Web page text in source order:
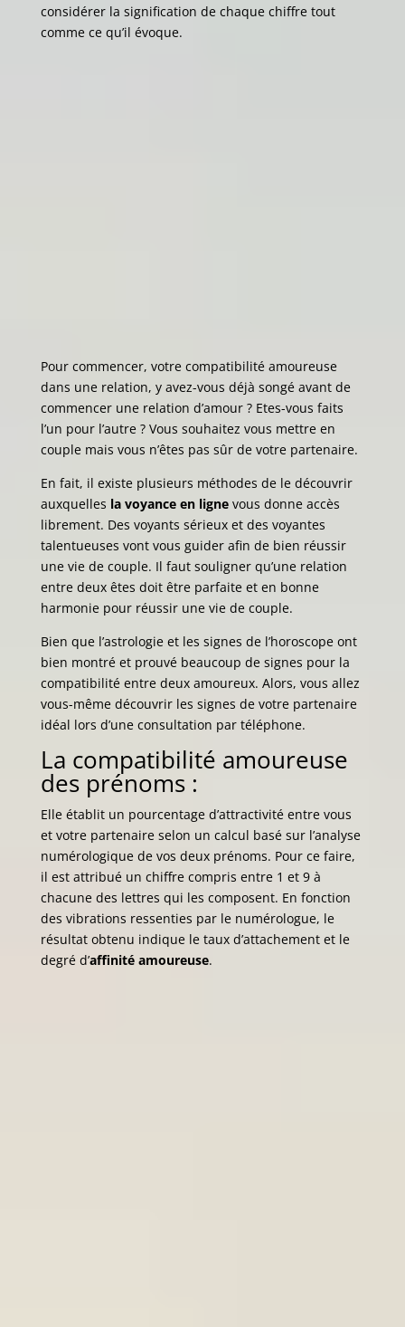
considérer la signification de chaque chiffre tout
comme ce qu’il évoque.
Pour commencer, votre compatibilité amoureuse
dans une relation, y avez-vous déjà songé avant de
commencer une relation d’amour ? Etes-vous faits
l’un pour l’autre ? Vous souhaitez vous mettre en
couple mais vous n’êtes pas sûr de votre partenaire.
En fait, il existe plusieurs méthodes de le découvrir
auxquelles la voyance en lignevous donne accès
librement. Des voyants sérieux et des voyantes
talentueuses vont vous guider afin de bien réussir
une vie de couple. Il faut souligner qu’une relation
entre deux êtes doit être parfaite et en bonne
harmonie pour réussir une vie de couple.
Bien que l’astrologie et les signes de l’horoscope ont
bien montré et prouvé beaucoup de signes pour la
compatibilité entre deux amoureux. Alors, vous allez
vous-même découvrir les signes de votre partenaire
idéal lors d’une consultation par téléphone.
La compatibilité amoureuse
des prénoms :
Elle établit un pourcentage d’attractivité entre vous
et votre partenaire selon un calcul basé sur l’analyse
numérologique de vos deux prénoms. Pour ce faire,
il est attribué un chiffre compris entre 1 et 9 à
chacune des lettres qui les composent. En fonction
des vibrations ressenties par le numérologue, le
résultat obtenu indique le taux d’attachement et le
degré d’affinité amoureuse.